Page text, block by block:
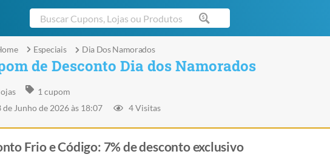
Especiais Dia Dos Namorados
de Desconto Dia dos Namorados
1 cupom
de Junho de 2026 às 18:07
4 Visitas
Frio e Código: 7% de desconto exclusivo